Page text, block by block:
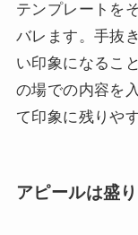
テンプレートを
バレます。手抜
い印象になるこ
の場での内容を
て印象に残りや
アピールは盛